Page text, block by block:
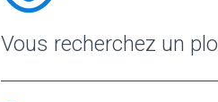
Vous recherchez un